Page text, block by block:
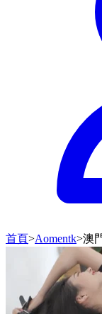
首頁>Aomentk>澳